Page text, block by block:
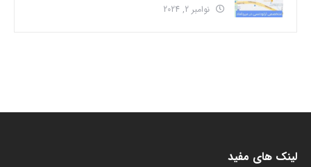
نوامبر 2, 2024
لینک های مفید